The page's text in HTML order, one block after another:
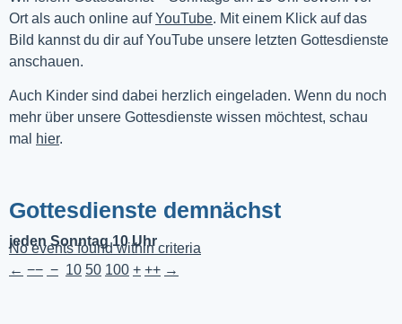
Ort als auch online auf YouTube. Mit einem Klick auf das
Bild kannst du dir auf YouTube unsere letzten Gottesdienste
anschauen.
Auch Kinder sind dabei herzlich eingeladen. Wenn du noch
mehr über unsere Gottesdienste wissen möchtest, schau
mal
hier.
Gottesdienste demnächst
jeden Sonntag 10 Uhr
No events found within criteria
← −− − 10 50 100 + ++ →